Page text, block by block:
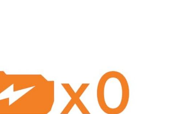
changement de lame
rapide et sécurisé,
réduisant les risques
de blessures pendant